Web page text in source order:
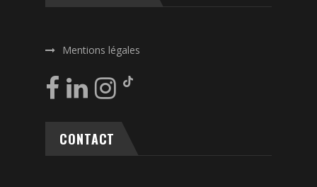
Mentions légales
CONTACT